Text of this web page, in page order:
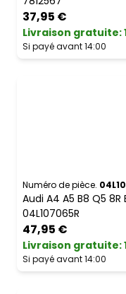
37,95 €
Livraison gratuite:
Si payé avant 14:00
Numéro de pièce.
Audi A4 A5 B8 Q5
04L107065R
47,95 €
Livraison gratuite:
Si payé avant 14:00